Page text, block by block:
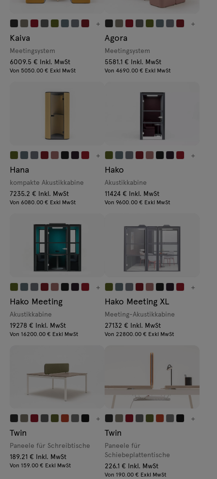
+
Kaiva
Meetingsystem
6009.5 € Inkl. MwSt
Von 5050.00 € Exkl MwSt
+
Agora
Meetingsystem
5581.1 € Inkl. MwSt
Von 4690.00 € Exkl MwSt
+
Hana
kompakte Akustikkabine
7235.2 € Inkl. MwSt
Von 6080.00 € Exkl MwSt
+
Hako
Akustikkabine
11424 € Inkl. MwSt
Von 9600.00 € Exkl MwSt
+
Hako Meeting
Akustikkabine
19278 € Inkl. MwSt
Von 16200.00 € Exkl MwSt
+
Hako Meeting XL
Meeting-Akustikkabine
27132 € Inkl. MwSt
Von 22800.00 € Exkl MwSt
+
Twin
Paneele für Schreibtische
189.21 € Inkl. MwSt
Von 159.00 € Exkl MwSt
+
Twin
Paneele für
Schiebeplattentische
226.1 € Inkl. MwSt
Von 190.00 € Exkl MwSt